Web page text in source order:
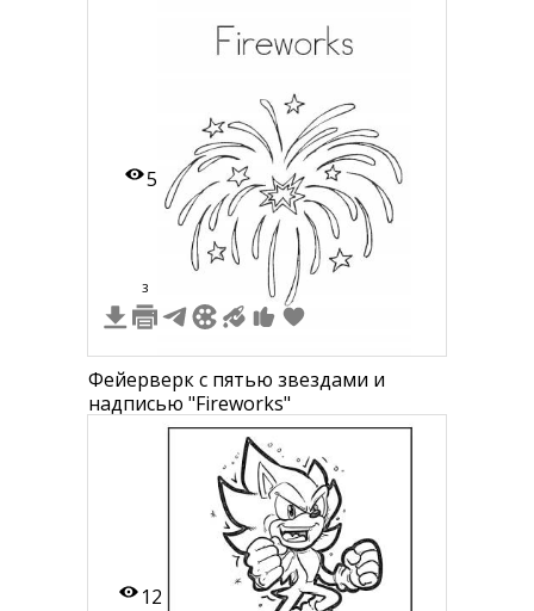
5
3
Фейерверк с пятью звездами и
надписью "Fireworks"
12